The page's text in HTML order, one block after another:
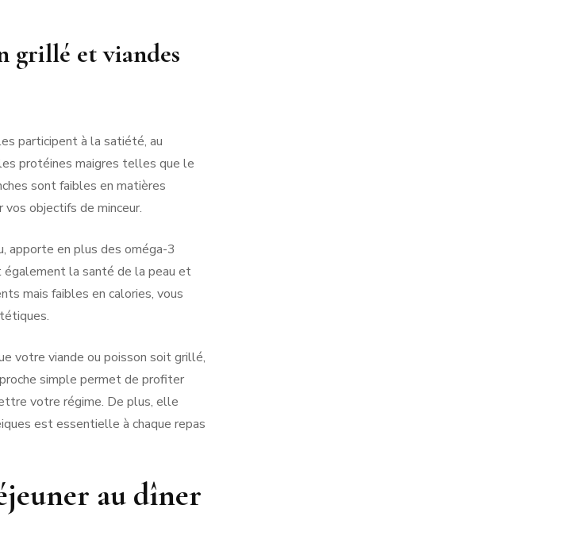
grillé et viandes
participent à la satiété, au
protéines maigres telles que le
sont faibles en matières
objectifs de minceur.
apporte en plus des oméga-3
la santé de la peau et
mais faibles en calories, vous
votre viande ou poisson soit grillé,
simple permet de profiter
votre régime. De plus, elle
est essentielle à chaque repas
au dîner